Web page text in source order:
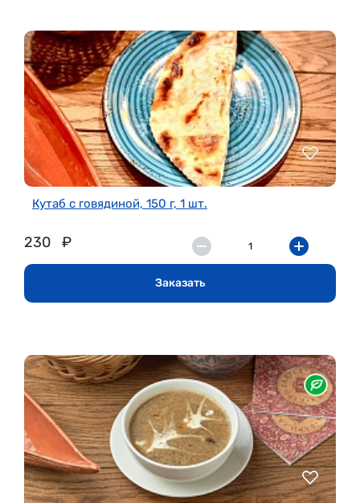
Кутаб с говядиной, 150 г, 1 шт.
230 ₽
Заказать